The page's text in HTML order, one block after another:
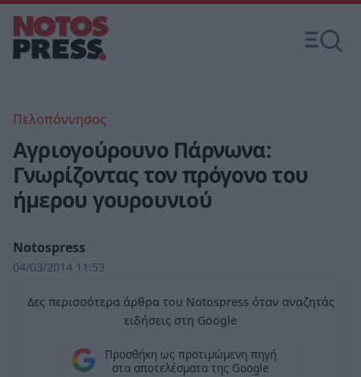
Πελοπόννησος
Αγριογούρουνο Πάρνωνα:
Γνωρίζοντας τον πρόγονο του
ήμερου γουρουνιού
Notospress
04/03/2014 11:53
Δες περισσότερα άρθρα του Notospress όταν αναζητάς
ειδήσεις στη Google
Προσθήκη ως προτιμώμενη πηγή
στα αποτελέσματα της Google